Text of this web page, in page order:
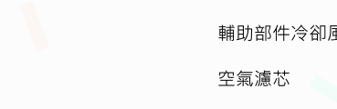
輔助部件冷卻
空氣濾芯